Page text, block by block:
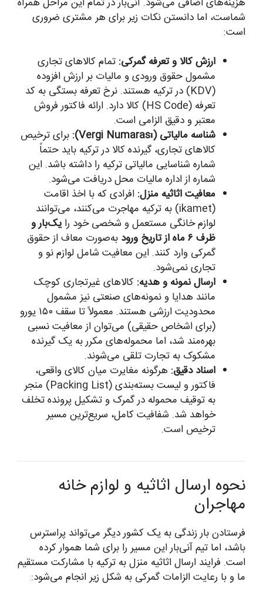
شماست، اما دانستن نکات زیر برای هر مشتری ضروری
است:
ارزش کالا و تعرفه گمرکی: تمام کالاهای تجاری
مشمول حقوق ورودی و مالیات بر ارزش افزوده
(KDV) در ترکیه هستند. نرخ تعرفه بستگی به کد
تعرفه (HS Code) کالا دارد. ارائه فاکتور فروش
معتبر و دقیق الزامی است.
شناسه مالیاتی (Vergi Numarası):
برای ترخیص
کالاهای تجاری، گیرنده کالا در ترکیه باید حتماً
شماره شناسایی مالیاتی ترکیه را داشته باشد. این
شماره از اداره مالیات محل دریافت می‌شود.
معافیت اثاثیه منزل: افرادی که با اخذ اقامت
(ikamet) به ترکیه مهاجرت می‌کنند، می‌توانند
لوازم خانگی مستعمل و شخصی خود رایک‌بار و
ظرف ۶ ماه از تاریخ ورود
به‌صورت معاف از حقوق
گمرکی وارد کنند. این معافیت شامل لوازم نو و
تجاری نمی‌شود.
ارسال نمونه و هدیه: کالاهای غیرتجاری کوچک
مانند هدایا و نمونه‌های صنعتی نیز مشمول
محدودیت ارزشی هستند. معمولاً تا سقف ۱۵۰ یورو
(برای اشخاص حقیقی) می‌توان از معافیت نسبی
بهره‌مند شد، اما محموله‌های مکرر به یک گیرنده
مشکوک به تجارت تلقی می‌شوند.
اسناد دقیق: هرگونه مغایرت میان کالای واقعی،
فاکتور و لیست بسته‌بندی (Packing List) منجر
به توقیف محموله در گمرک و تشکیل پرونده تخلف
خواهد شد. شفافیت کامل، سریع‌ترین مسیر
ترخیص است.
نحوه ارسال اثاثیه و لوازم خانه
مهاجران
فرستادن بار زندگی به یک کشور دیگر می‌تواند پراسترس
باشد، اما تیم آنی‌بار این مسیر را برای شما هموار کرده
است. فرایند ارسال اثاثیه منزل به ترکیه با مشارکت مستقیم
ما و با رعایت الزامات گمرکی به شکل زیر انجام می‌شود: